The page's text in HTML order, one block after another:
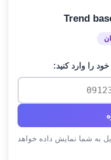
را وارد کنید:
به شما نمایش داده خواهد